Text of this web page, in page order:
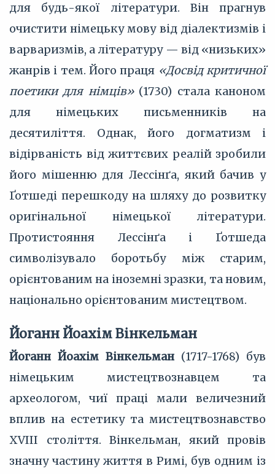
для будь-якої літератури. Він прагнув
очистити німецьку мову від діалектизмів і
варваризмів, а літературу — від «низьких»
жанрів і тем. Його праця «Досвід критичної
поетики для німців»(1730) стала каноном
для німецьких письменників на
десятиліття. Однак, його догматизм і
відірваність від життєвих реалій зробили
його мішенню для Лессінґа, який бачив у
Ґотшеді перешкоду на шляху до розвитку
оригінальної німецької літератури.
Протистояння Лессінґа і Ґотшеда
символізувало боротьбу між старим,
орієнтованим на іноземні зразки, та новим,
національно орієнтованим мистецтвом.
Йоганн Йоахім Вінкельман
Йоганн Йоахім Вінкельман (1717-1768) був
німецьким мистецтвознавцем та
археологом, чиї праці мали величезний
вплив на естетику та мистецтвознавство
XVIII століття. Вінкельман, який провів
значну частину життя в Римі, був одним із